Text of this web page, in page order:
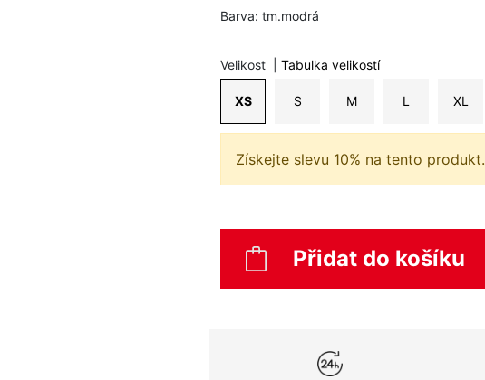
Barva: tm.modrá
Velikost Tabulka velikostí
XS S M L XL
Získejte slevu 10% na tento produkt.
Přidat do košíku